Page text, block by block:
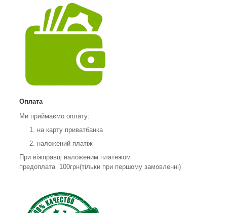
Оплата
Ми приймаємо оплату:
на карту приватбанка
наложений платіж
При віжправці наложеним платежом
предоплата 100грн(тільки при першому замовленні)